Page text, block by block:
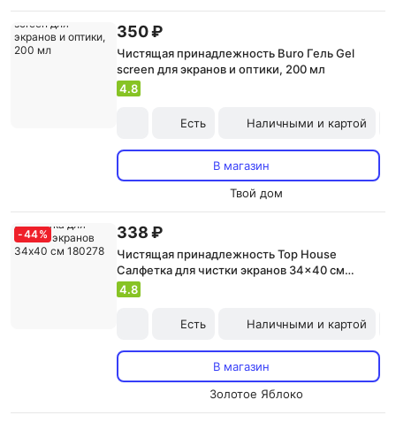
350 ₽
Чистящая принадлежность Buro Гель Gel
screen для экранов и оптики, 200 мл
4.8
Есть Наличными и картой
В магазин
Твой дом
-44% 338 ₽
Чистящая принадлежность Top House
Салфетка для чистки экранов 34x40 см
180278
4.8
Есть Наличными и картой
В магазин
Золотое Яблоко